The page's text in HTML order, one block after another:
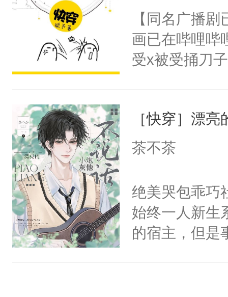
不愧是大佬
悉，嗷？这不
可以先看仙帝
名蛇蛇，跟
不知道，那小
头，魔尊墨宴
宴：柳折枝你
们竟然欺负
宴：要不你
来……“蛇蛇，
堂魔尊……行
位，当日就抢
神偏执：不许
【同名广播
画已在哔哩哔
受x被受捅刀
病，一个个
上了还是无动
间变脸背叛他
的恶事他都对
一个权力滔天
右男主又报复
［快穿］漂
茶不茶
绝美哭包乖巧
始终一人新生
的宿主，但